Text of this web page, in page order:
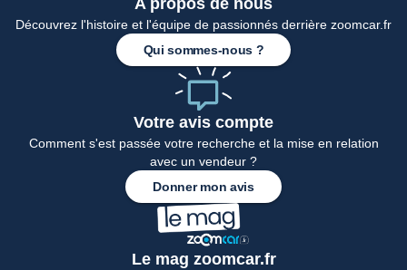
A propos de nous
Découvrez l'histoire et l'équipe de passionnés derrière zoomcar.fr
Qui sommes-nous ?
Votre avis compte
Comment s'est passée votre recherche et la mise en relation
avec un vendeur ?
Donner mon avis
Le mag zoomcar.fr